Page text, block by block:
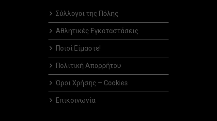
Σύλλογοι της Πόλης
Αθλητικές Εγκαταστάσεις
Ποιοί Είμαστε!
Πολιτική Απορρήτου
Όροι Χρήσης – Cookies
Επικοινωνία